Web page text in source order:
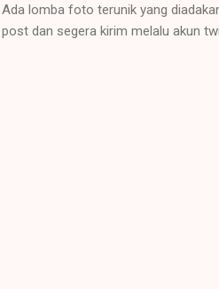
Ada lomba foto terunik yang
post dan segera kirim melalu akun